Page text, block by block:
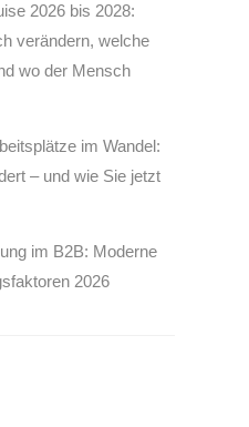
2026 bis 2028:
verändern, welche
wo der Mensch
im Wandel:
– und wie Sie jetzt
im B2B: Moderne
2026